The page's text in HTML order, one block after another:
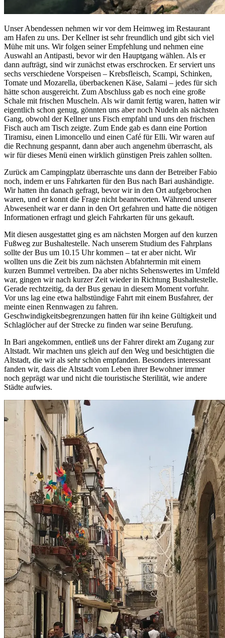
Unser Abendessen nehmen wir vor dem Heimweg im Restaurant
am Hafen zu uns. Der Kellner ist sehr freundlich und gibt sich viel
Mühe mit uns. Wir folgen seiner Empfehlung und nehmen eine
Auswahl an Antipasti, bevor wir den Hauptgang wählen. Als er
dann aufträgt, sind wir zunächst etwas erschrocken. Er serviert uns
sechs verschiedene Vorspeisen – Krebsfleisch, Scampi, Schinken,
Tomate und Mozarella, überbackenen Käse, Salami – jedes für sich
hätte schon ausgereicht. Zum Abschluss gab es noch eine große
Schale mit frischen Muscheln. Als wir damit fertig waren, hatten wir
eigentlich schon genug, gönnten uns aber noch Nudeln als nächsten
Gang, obwohl der Kellner uns Fisch empfahl und uns den frischen
Fisch auch am Tisch zeigte. Zum Ende gab es dann eine Portion
Tiramisu, einen Limoncello und einen Café für Elli. Wir waren auf
die Rechnung gespannt, dann aber auch angenehm überrascht, als
wir für dieses Menü einen wirklich günstigen Preis zahlen sollten.
Zurück am Campingplatz überraschte uns dann der Betreiber Fabio
noch, indem er uns Fahrkarten für den Bus nach Bari aushändigte.
Wir hatten ihn danach gefragt, bevor wir in den Ort aufgebrochen
waren, und er konnt die Frage nicht beantworten. Während unserer
Abwesenheit war er dann in den Ort gefahren und hatte die nötigen
Informationen erfragt und gleich Fahrkarten für uns gekauft.
Mit diesen ausgestattet ging es am nächsten Morgen auf den kurzen
Fußweg zur Bushaltestelle. Nach unserem Studium des Fahrplans
sollte der Bus um 10.15 Uhr kommen – tat er aber nicht. Wir
wollten uns die Zeit bis zum nächsten Abfahrtermin mit einem
kurzen Bummel vertreiben. Da aber nichts Sehenswertes im Umfeld
war, gingen wir nach kurzer Zeit wieder in Richtung Bushaltestelle.
Gerade rechtzeitig, da der Bus genau in diesem Moment vorfuhr.
Vor uns lag eine etwa halbstündige Fahrt mit einem Busfahrer, der
meinte einen Rennwagen zu fahren.
Geschwindigkeitsbegrenzungen hatten für ihn keine Gültigkeit und
Schlaglöcher auf der Strecke zu finden war seine Berufung.
In Bari angekommen, entließ uns der Fahrer direkt am Zugang zur
Altstadt. Wir machten uns gleich auf den Weg und besichtigten die
Altstadt, die wir als sehr schön empfanden. Besonders interessant
fanden wir, dass die Altstadt vom Leben ihrer Bewohner immer
noch geprägt war und nicht die touristische Sterilität, wie andere
Städte aufwies.